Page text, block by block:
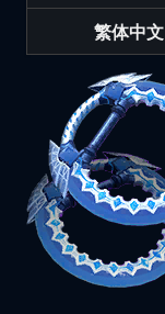
繁体中文